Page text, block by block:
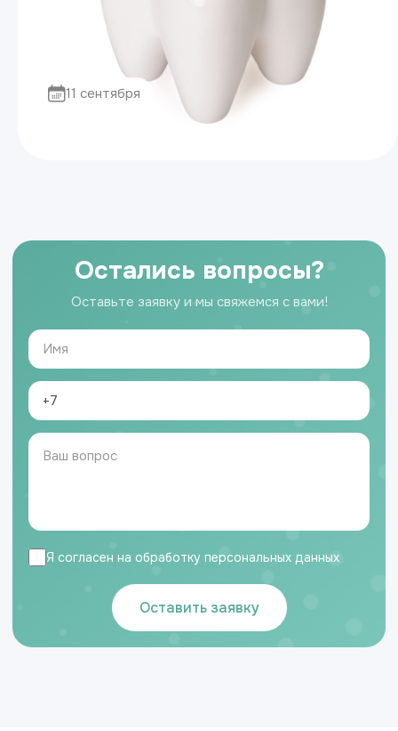
11 сентября
Влияние курения на зубы
Остались вопросы?
Оставьте заявку и мы свяжемся с вами!
Я согласен на обработку персональных данных
Оставить заявку